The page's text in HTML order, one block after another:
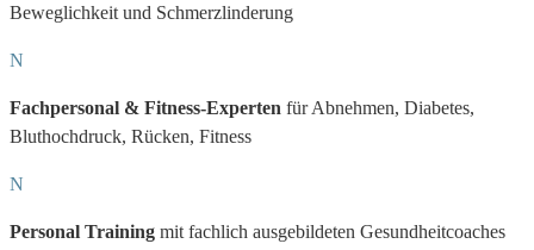
Beweglichkeit und Schmerzlinderung
N
Fachpersonal & Fitness-Experten für Abnehmen, Diabetes,
Bluthochdruck, Rücken, Fitness
N
Personal Training mit fachlich ausgebildeten Gesundheitcoaches